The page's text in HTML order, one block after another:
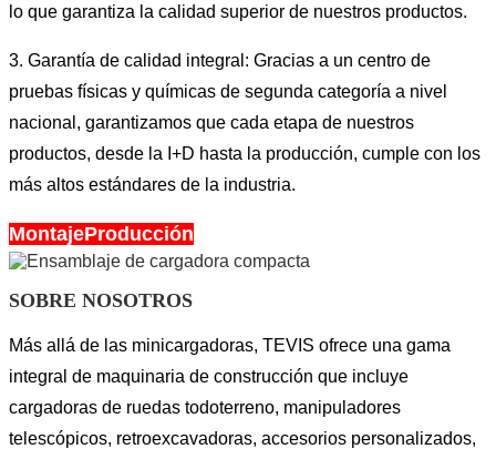
lo que garantiza la calidad superior de nuestros productos.
3. Garantía de calidad integral: Gracias a un centro de
pruebas físicas y químicas de segunda categoría a nivel
nacional, garantizamos que cada etapa de nuestros
productos, desde la I+D hasta la producción, cumple con los
más altos estándares de la industria.
MontajeProducción
SOBRE NOSOTROS
Más allá de las minicargadoras, TEVIS ofrece una gama
integral de maquinaria de construcción que incluye
cargadoras de ruedas todoterreno, manipuladores
telescópicos, retroexcavadoras, accesorios personalizados,